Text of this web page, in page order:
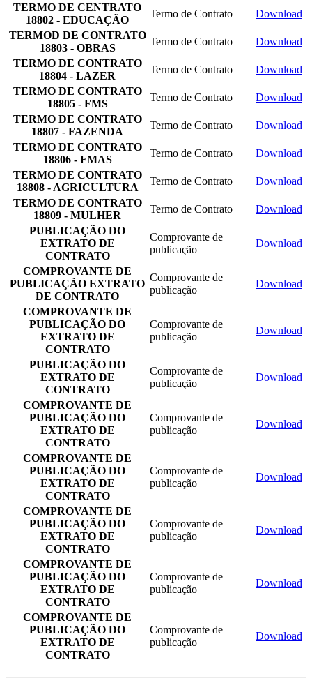
TERMO DE CENTRATO
18802 - EDUCAÇÃO
Termo de Contrato
Download
TERMOD DE CONTRATO
18803 - OBRAS
Termo de Contrato
Download
TERMO DE CONTRATO
18804 - LAZER
Termo de Contrato
Download
TERMO DE CONTRATO
18805 - FMS
Termo de Contrato
Download
TERMO DE CONTRATO
18807 - FAZENDA
Termo de Contrato
Download
TERMO DE CONTRATO
18806 - FMAS
Termo de Contrato
Download
TERMO DE CONTRATO
18808 - AGRICULTURA
Termo de Contrato
Download
TERMO DE CONTRATO
18809 - MULHER
Termo de Contrato
Download
PUBLICAÇÃO DO
EXTRATO DE
CONTRATO
Comprovante de
publicação
Download
COMPROVANTE DE
PUBLICAÇÃO EXTRATO
DE CONTRATO
Comprovante de
publicação
Download
COMPROVANTE DE
PUBLICAÇÃO DO
EXTRATO DE
CONTRATO
Comprovante de
publicação
Download
PUBLICAÇÃO DO
EXTRATO DE
CONTRATO
Comprovante de
publicação
Download
COMPROVANTE DE
PUBLICAÇÃO DO
EXTRATO DE
CONTRATO
Comprovante de
publicação
Download
COMPROVANTE DE
PUBLICAÇÃO DO
EXTRATO DE
CONTRATO
Comprovante de
publicação
Download
COMPROVANTE DE
PUBLICAÇÃO DO
EXTRATO DE
CONTRATO
Comprovante de
publicação
Download
COMPROVANTE DE
PUBLICAÇÃO DO
EXTRATO DE
CONTRATO
Comprovante de
publicação
Download
COMPROVANTE DE
PUBLICAÇÃO DO
EXTRATO DE
CONTRATO
Comprovante de
publicação
Download